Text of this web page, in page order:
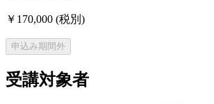
￥170,000 (税別)
申込み期間外
受講対象者